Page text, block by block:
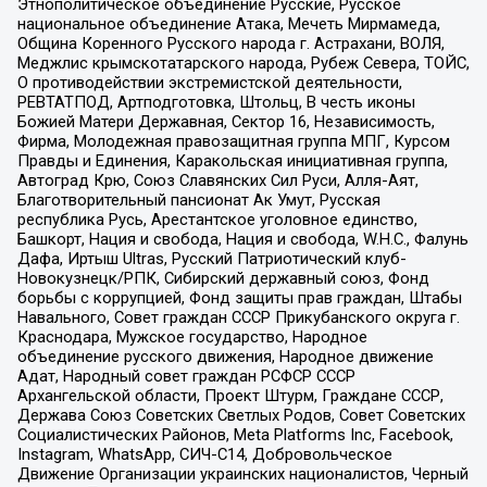
национальное объединение Атака, Мечеть Мирмамеда,
Община Коренного Русского народа г. Астрахани, ВОЛЯ,
Меджлис крымскотатарского народа, Рубеж Севера, ТОЙС,
О противодействии экстремистской деятельности,
РЕВТАТПОД, Артподготовка, Штольц, В честь иконы
Божией Матери Державная, Сектор 16, Независимость,
Фирма, Молодежная правозащитная группа МПГ, Курсом
Правды и Единения, Каракольская инициативная группа,
Автоград Крю, Союз Славянских Сил Руси, Алля-Аят,
Благотворительный пансионат Ак Умут, Русская
республика Русь, Арестантское уголовное единство,
Башкорт, Нация и свобода, Нация и свобода, W.H.С., Фалунь
Дафа, Иртыш Ultras, Русский Патриотический клуб-
Новокузнецк/РПК, Сибирский державный союз, Фонд
борьбы с коррупцией, Фонд защиты прав граждан, Штабы
Навального, Совет граждан СССР Прикубанского округа г.
Краснодара, Мужское государство, Народное
объединение русского движения, Народное движение
Адат, Народный совет граждан РСФСР СССР
Архангельской области, Проект Штурм, Граждане СССР,
Держава Союз Советских Светлых Родов, Совет Советских
Социалистических Районов, Meta Platforms Inc, Facebook,
Instagram, WhatsApp, СИЧ-С14, Добровольческое
Движение Организации украинских националистов, Черный